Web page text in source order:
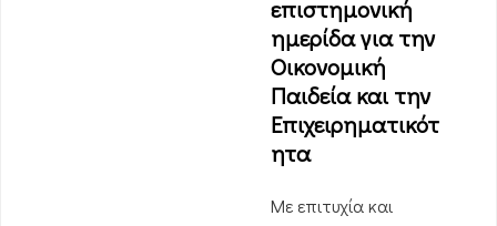
επιστημονική
ημερίδα για την
Οικονομική
Παιδεία και την
Επιχειρηματικότ
ητα
Με επιτυχία και